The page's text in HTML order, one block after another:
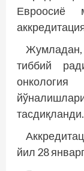
Евроосиё
тиббий
тасдиқланди.
йил 28